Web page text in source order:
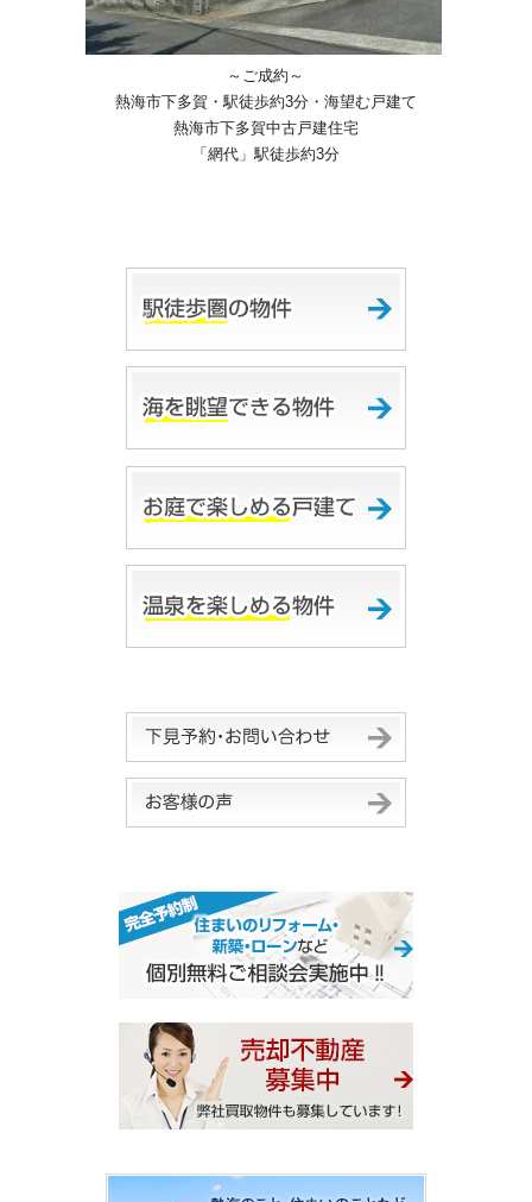
～ご成約～
熱海市下多賀・駅徒歩約3分・海望む戸建て
熱海市下多賀中古戸建住宅
「網代」駅徒歩約3分